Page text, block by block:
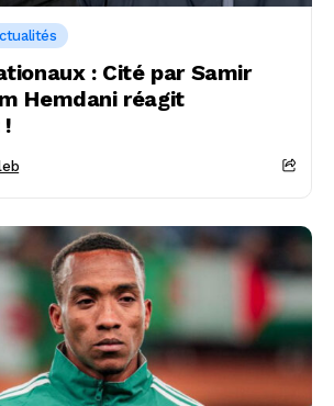
: Cité par Samir
Hemdani réagit